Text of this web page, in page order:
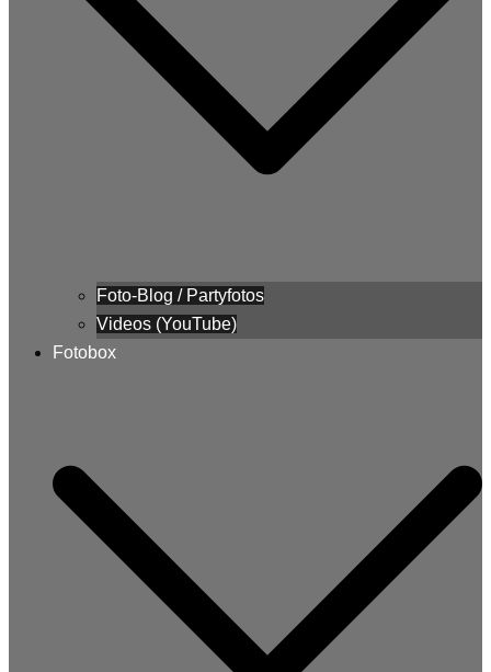
Foto-Blog / Partyfotos
Videos (YouTube)
Fotobox